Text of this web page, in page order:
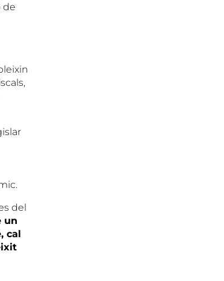
de
del
un
cal